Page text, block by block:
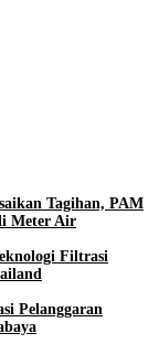
Tagihan, PAM
Meter Air
Filtrasi
Pelanggaran